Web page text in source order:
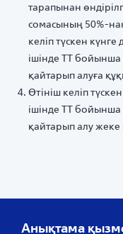
тарапынан
сомасының 50%-
келіп түскен
ішінде ТТ бойынша
қайтарып алуға
Өтініш келіп
ішінде ТТ бойынша
қайтарып алу
Анықтама